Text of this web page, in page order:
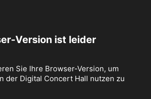
Version ist leider
Sie Ihre Browser-Version, um
der Digital Concert Hall nutzen zu